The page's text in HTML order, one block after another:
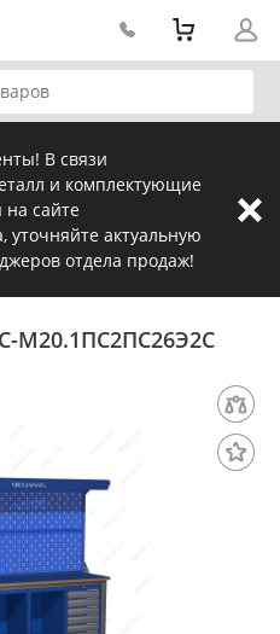
В связи
и комплектующие
сайте
уточняйте актуальную
отдела продаж!
М20.1ПС2ПС26Э2С